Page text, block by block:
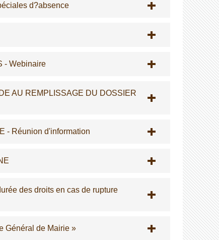
d?absence
- Webinaire
AU REMPLISSAGE DU DOSSIER
- Réunion d'information
des droits en cas de rupture
Général de Mairie »